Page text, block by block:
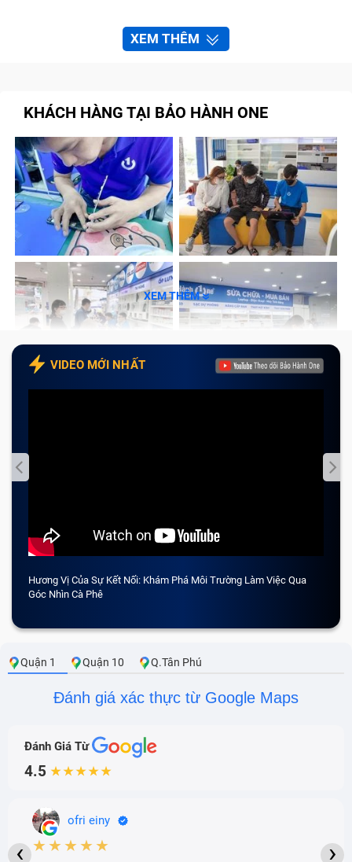
XEM THÊM
KHÁCH HÀNG TẠI BẢO HÀNH ONE
XEM THÊM
VIDEO MỚI NHẤT
Hương Vị Của Sự Kết Nối: Khám Phá Môi Trường Làm Việc Qua
Góc Nhìn Cà Phê
Quận 1 Quận 10 Q.Tân Phú
Đánh giá xác thực từ Google Maps
Đánh Giá Từ
4.5 ★★★★★
ofri einy
★★★★★
‹ ›